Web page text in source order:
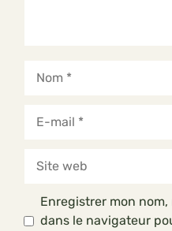
Enregistrer mon
dans le navigateur